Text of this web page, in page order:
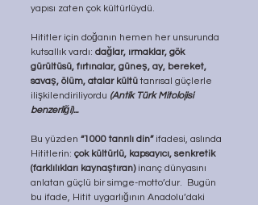
yapısı zaten çok kültürlüydü.
Hititler için doğanın hemen her unsurunda
kutsallık vardı: dağlar, ırmaklar, gök
gürültüsü, fırtınalar, güneş, ay, bereket,
savaş, ölüm, atalar kültü tanrısal güçlerle
ilişkilendiriliyordu (Antik Türk Mitolojisi
benzerliği)...
Bu yüzden “1000 tanrılı din” ifadesi, aslında
Hititlerin: çok kültürlü, kapsayıcı, senkretik
(farklılıkları kaynaştıran) inanç dünyasını
anlatan güçlü bir simge-motto’dur.  Bugün
bu ifade, Hitit uygarlığının Anadolu’daki